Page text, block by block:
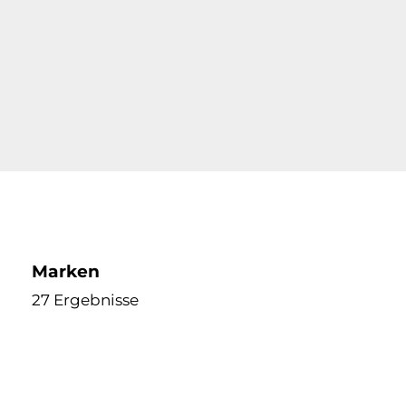
Marken
27 Ergebnisse